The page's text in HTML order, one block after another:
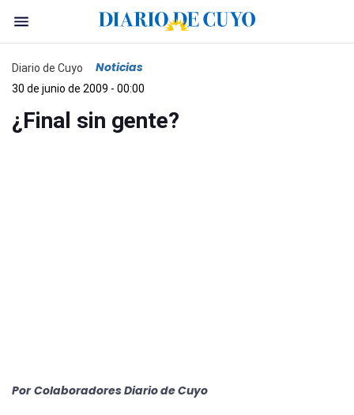
Diario de Cuyo Noticias
30 de junio de 2009 - 00:00
¿Final sin gente?
Por Colaboradores Diario de Cuyo